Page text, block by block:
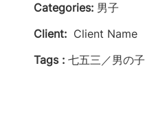
Categories: 男子
Client: Client Name
Tags : 七五三／男の子